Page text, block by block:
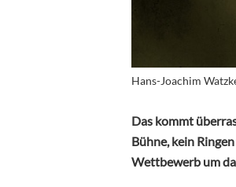
Hans-Joachim
Das kommt
Bühne, kein
Wettbewerb um